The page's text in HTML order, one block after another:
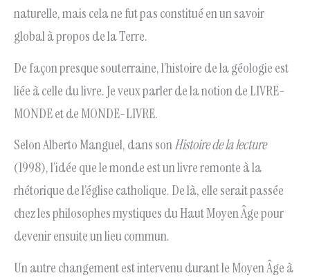
naturelle, mais cela ne fut pas constitué en un savoir
global à propos de la Terre.
De façon presque souterraine, l’histoire de la géologie est
liée à celle du livre. Je veux parler de la notion de LIVRE-
MONDE et de MONDE-LIVRE.
Selon Alberto Manguel, dans sonHistoire de la lecture
(1998), l’idée que le monde est un livre remonte à la
rhétorique de l’église catholique. De là, elle serait passée
chez les philosophes mystiques du Haut Moyen Âge pour
devenir ensuite un lieu commun.
Un autre changement est intervenu durant le Moyen Âge à